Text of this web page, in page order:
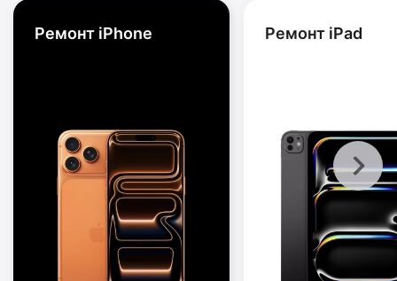
Ремонт iPhone Ремонт iPad